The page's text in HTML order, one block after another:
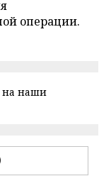
операции.
на наши